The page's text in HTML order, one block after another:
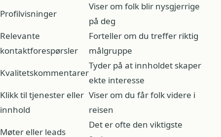
Profilvisninger
Viser om folk blir nysgjerrige
på deg
Relevante
kontaktforespørsler
Forteller om du treffer riktig
målgruppe
Kvalitetskommentarer
Tyder på at innholdet skaper
ekte interesse
Klikk til tjenester eller
innhold
Viser om du får folk videre i
reisen
Møter eller leads
Det er ofte den viktigste